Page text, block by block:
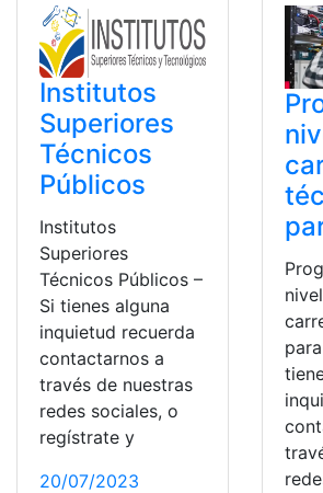
Institutos
Superiores
Técnicos
Públicos
Institutos
Superiores
Técnicos Públicos –
Si tienes alguna
inquietud recuerda
contactarnos a
través de nuestras
redes sociales, o
regístrate y
20/07/2023